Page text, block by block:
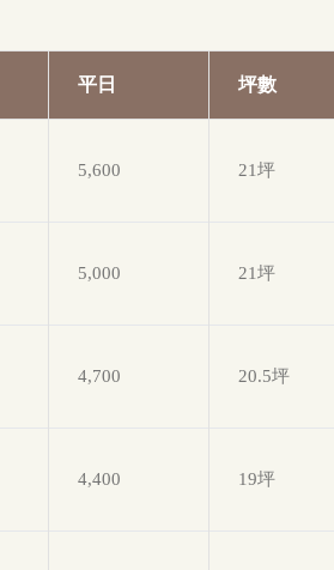
平日 坪數
5,600 21坪
5,000 21坪
4,700 20.5坪
4,400 19坪